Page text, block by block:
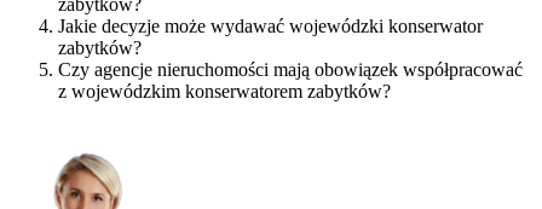
zabytków?
Jakie decyzje może wydawać wojewódzki konserwator
zabytków?
Czy agencje nieruchomości mają obowiązek współpracować
z wojewódzkim konserwatorem zabytków?